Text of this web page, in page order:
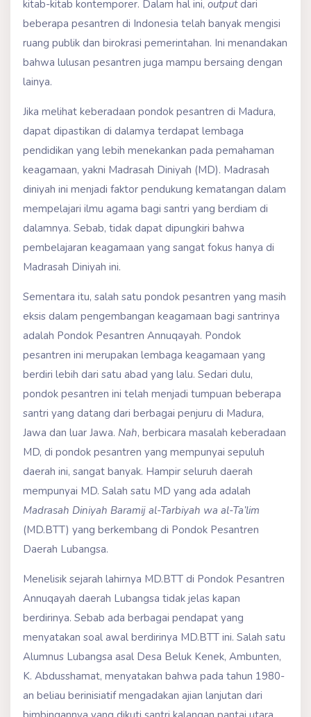
kitab-kitab kontemporer. Dalam hal ini, outputdari
beberapa pesantren di Indonesia telah banyak mengisi
ruang publik dan birokrasi pemerintahan. Ini menandakan
bahwa lulusan pesantren juga mampu bersaing dengan
lainya.
Jika melihat keberadaan pondok pesantren di Madura,
dapat dipastikan di dalamya terdapat lembaga
pendidikan yang lebih menekankan pada pemahaman
keagamaan, yakni Madrasah Diniyah (MD). Madrasah
diniyah ini menjadi faktor pendukung kematangan dalam
mempelajari ilmu agama bagi santri yang berdiam di
dalamnya. Sebab, tidak dapat dipungkiri bahwa
pembelajaran keagamaan yang sangat fokus hanya di
Madrasah Diniyah ini.
Sementara itu, salah satu pondok pesantren yang masih
eksis dalam pengembangan keagamaan bagi santrinya
adalah Pondok Pesantren Annuqayah. Pondok
pesantren ini merupakan lembaga keagamaan yang
berdiri lebih dari satu abad yang lalu. Sedari dulu,
pondok pesantren ini telah menjadi tumpuan beberapa
santri yang datang dari berbagai penjuru di Madura,
Jawa dan luar Jawa. Nah, berbicara masalah keberadaan
MD, di pondok pesantren yang mempunyai sepuluh
daerah ini, sangat banyak. Hampir seluruh daerah
mempunyai MD. Salah satu MD yang ada adalah
Madrasah Diniyah Baramij al-Tarbiyah wa al-Ta’lim
(MD.BTT) yang berkembang di Pondok Pesantren
Daerah Lubangsa.
Menelisik sejarah lahirnya MD.BTT di Pondok Pesantren
Annuqayah daerah Lubangsa tidak jelas kapan
berdirinya. Sebab ada berbagai pendapat yang
menyatakan soal awal berdirinya MD.BTT ini. Salah satu
Alumnus Lubangsa asal Desa Beluk Kenek, Ambunten,
K. Abdusshamat, menyatakan bahwa pada tahun 1980-
an beliau berinisiatif mengadakan ajian lanjutan dari